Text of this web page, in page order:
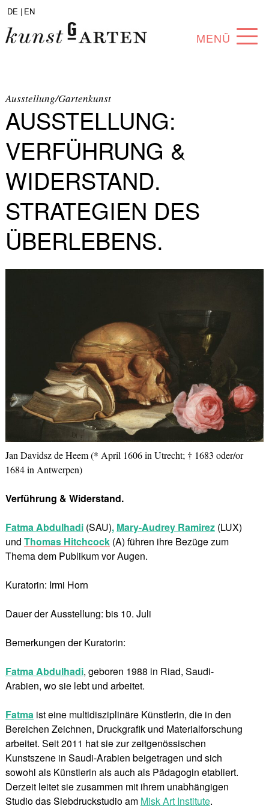
DE | EN
MENÜ
ABOUT
SAMMLUNG
KÜNSTLER*INNEN
PARTNER*INNEN
ANGEBOTE
Ausstellung/Gartenkunst
AUSSTELLUNG:
VERFÜHRUNG &
WIDERSTAND.
STRATEGIEN DES
ÜBERLEBENS.
Jan Davidsz de Heem (* April 1606 in Utrecht; † 1683 oder/or
1684 in Antwerpen)
Verführung & Widerstand.
Fatma Abdulhadi (SAU), Mary-Audrey Ramirez (LUX)
und Thomas Hitchcock(A) führen ihre Bezüge zum
Thema dem Publikum vor Augen.
Kuratorin: Irmi Horn
Dauer der Ausstellung: bis 10. Juli
Bemerkungen der Kuratorin:
Fatma Abdulhadi, geboren 1988 in Riad, Saudi-
Arabien, wo sie lebt und arbeitet.
Fatmaist eine multidisziplinäre Künstlerin, die in den
Bereichen Zeichnen, Druckgrafik und Materialforschung
arbeitet. Seit 2011 hat sie zur zeitgenössischen
Kunstszene in Saudi-Arabien beigetragen und sich
sowohl als Künstlerin als auch als Pädagogin etabliert.
Derzeit leitet sie zusammen mit ihrem unabhängigen
Studio das Siebdruckstudio am Misk Art Institute.